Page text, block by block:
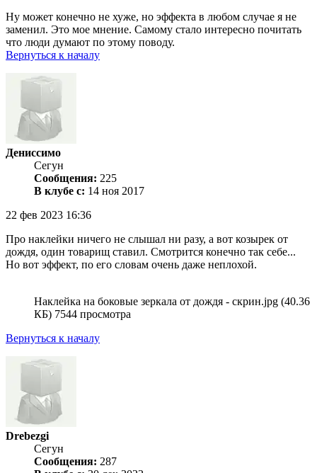
Ну может конечно не хуже, но эффекта в любом случае я не
заменил. Это мое мнение. Самому стало интересно почитать
что люди думают по этому поводу.
Вернуться к началу
Дениссимо
Сегун
Сообщения: 225
В клубе с: 14 ноя 2017
22 фев 2023 16:36
Про наклейки ничего не слышал ни разу, а вот козырек от
дождя, один товарищ ставил. Смотрится конечно так себе...
Но вот эффект, по его словам очень даже неплохой.
Наклейка на боковые зеркала от дождя - скрин.jpg (40.36
КБ) 7544 просмотра
Вернуться к началу
Drebezgi
Сегун
Сообщения: 287